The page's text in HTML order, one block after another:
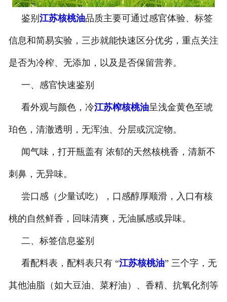
走进晶森
鉴别 江苏核桃油品质主要可通过感官体验、标签
信息和简易实验，三步就能快速区分优劣，重点关注
是否为冷榨、无添加，以及是否保留营养。
一、感官快速鉴别
看外观与颜色，冷江苏榨核桃油呈浅金黄色至琥
珀色，清澈透明，无浑浊、分层或沉淀物。
闻气味，打开瓶盖有 浓郁的天然核桃香，清新不
刺鼻，无异味。
尝口感（少量试吃），口感醇厚顺滑，入口有核
桃的自然鲜香，回味清爽，无油腻感或异味。
二、标签信息鉴别
看配料表，配料表只有 “江苏核桃油” 三个字，无
其他油脂（如大豆油、菜籽油）、香精、抗氧化剂等